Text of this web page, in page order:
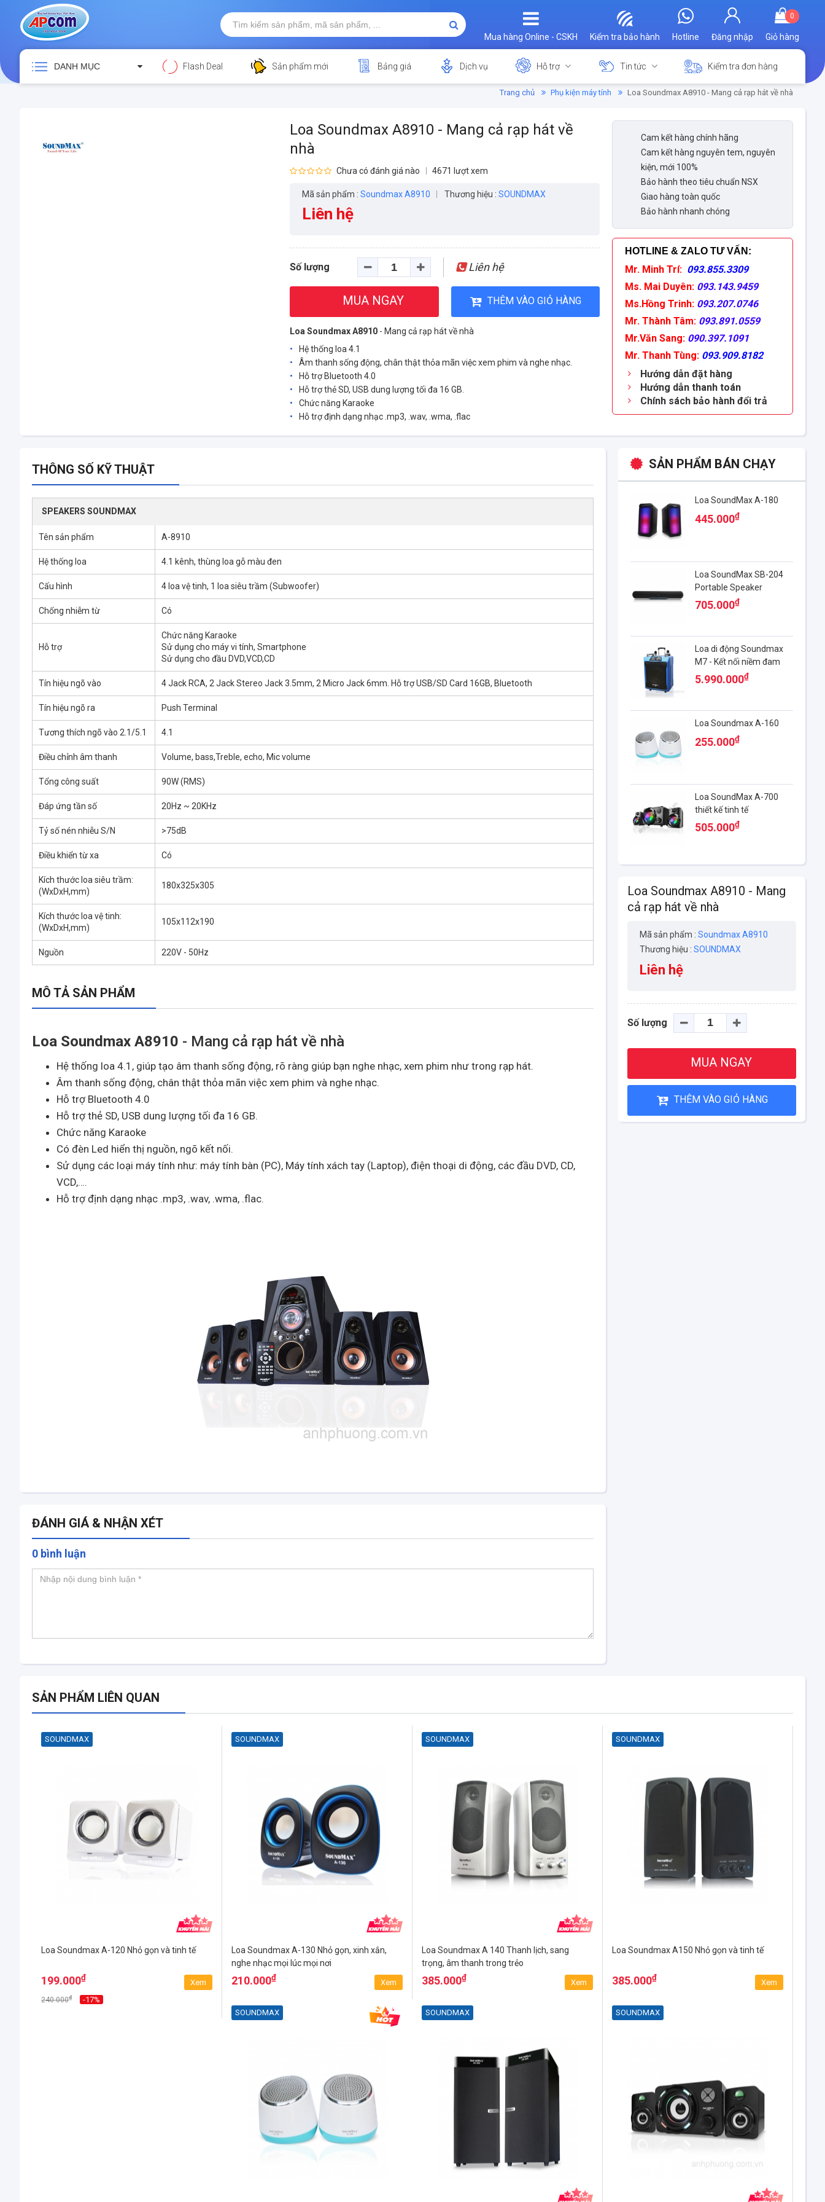
0
Giỏ hàng
Đăng nhập
Hotline
Kiểm tra bảo hành
Mua hàng Online - CSKH
DANH MỤC Flash Deal Sản phẩm mới Bảng giá Dịch vụ Hỗ trợ Tin tức Kiểm tra đơn hàng
Trang chủ Phụ kiện máy tính Loa Soundmax A8910 - Mang cả rạp hát về nhà
Loa Soundmax A8910 - Mang cả rạp hát về
nhà
Chưa có đánh giá nào 4671 lượt xem
Mã sản phẩm : Soundmax A8910 Thương hiệu : SOUNDMAX
Liên hệ
Số lượng Liên hệ
MUA NGAY THÊM VÀO GIỎ HÀNG
Loa Soundmax A8910 - Mang cả rạp hát về nhà
Hệ thống loa 4.1
Âm thanh sống động, chân thật thỏa mãn việc xem phim và nghe nhạc.
Hỗ trợ Bluetooth 4.0
Hỗ trợ thẻ SD, USB dung lượng tối đa 16 GB.
Chức năng Karaoke
Hỗ trợ định dạng nhạc .mp3, .wav, .wma, .flac
Cam kết hàng chính hãng
Cam kết hàng nguyên tem, nguyên
kiện, mới 100%
Bảo hành theo tiêu chuẩn NSX
Giao hàng toàn quốc
Bảo hành nhanh chóng
HOTLINE & ZALO TƯ VẤN :
Mr. Minh Trí: 093.855.3309
Ms. Mai Duyên: 093.143.9459
Ms.Hồng Trinh: 093.207.0746
Mr. Thành Tâm: 093.891.0559
Mr.Văn Sang: 090.397.1091
Mr. Thanh Tùng: 093.909.8182
Hướng dẫn đặt hàng
Hướng dẫn thanh toán
Chính sách bảo hành đổi trả
THÔNG SỐ KỸ THUẬT
SPEAKERS SOUNDMAX
Tên sản phẩm A-8910
Hệ thống loa 4.1 kênh, thùng loa gỗ màu đen
Cấu hình 4 loa vệ tinh, 1 loa siêu trầm (Subwoofer)
Chống nhiễm từ Có
Hỗ trợ
Chức năng Karaoke
Sử dụng cho máy vi tính, Smartphone
Sử dụng cho đầu DVD,VCD,CD
Tín hiệu ngõ vào 4 Jack RCA, 2 Jack Stereo Jack 3.5mm, 2 Micro Jack 6mm. Hỗ trợ USB/SD Card 16GB, Bluetooth
Tín hiệu ngõ ra Push Terminal
Tương thích ngõ vào 2.1/5.1 4.1
Điều chỉnh âm thanh Volume, bass,Treble, echo, Mic volume
Tổng công suất 90W (RMS)
Đáp ứng tần số 20Hz ~ 20KHz
Tỷ số nén nhiễu S/N >75dB
Điều khiển từ xa Có
Kích thước loa siêu trầm:
(WxDxH,mm)
180x325x305
Kích thước loa vệ tinh:
(WxDxH,mm)
105x112x190
Nguồn 220V - 50Hz
MÔ TẢ SẢN PHẨM
Loa Soundmax A8910 - Mang cả rạp hát về nhà
Hệ thống loa 4.1, giúp tạo âm thanh sống động, rõ ràng giúp bạn nghe nhạc, xem phim như trong rạp hát.
Âm thanh sống động, chân thật thỏa mãn việc xem phim và nghe nhạc.
Hỗ trợ Bluetooth 4.0
Hỗ trợ thẻ SD, USB dung lượng tối đa 16 GB.
Chức năng Karaoke
Có đèn Led hiển thị nguồn, ngõ kết nối.
Sử dụng các loại máy tính như: máy tính bàn (PC), Máy tính xách tay (Laptop), điện thoại di động, các đầu DVD, CD,
VCD,….
Hỗ trợ định dạng nhạc .mp3, .wav, .wma, .flac.
ĐÁNH GIÁ & NHẬN XÉT
0 bình luận
SẢN PHẨM BÁN CHẠY
Loa SoundMax A-180
445.000₫
Loa SoundMax SB-204
Portable Speaker
System
705.000₫
Loa di động Soundmax
M7 - Kết nối niềm đam
mê ca hát
5.990.000₫
Loa Soundmax A-160
255.000₫
Loa SoundMax A-700
thiết kế tinh tế
505.000₫
Loa Soundmax A8910 - Mang
cả rạp hát về nhà
Mã sản phẩm : Soundmax A8910
Thương hiệu : SOUNDMAX
Liên hệ
Số lượng
MUA NGAY
THÊM VÀO GIỎ HÀNG
SẢN PHẨM LIÊN QUAN
SOUNDMAX
Loa Soundmax A-120 Nhỏ gọn và tinh tế
199.000₫
240.000₫ -17%
Xem
SOUNDMAX
Loa Soundmax A-130 Nhỏ gọn, xinh xắn,
nghe nhạc mọi lúc mọi nơi
210.000₫
Xem
SOUNDMAX
Loa Soundmax A 140 Thanh lịch, sang
trọng, âm thanh trong trẻo
385.000₫
Xem
SOUNDMAX
Loa Soundmax A150 Nhỏ gọn và tinh tế
385.000₫
Xem
SOUNDMAX SOUNDMAX SOUNDMAX